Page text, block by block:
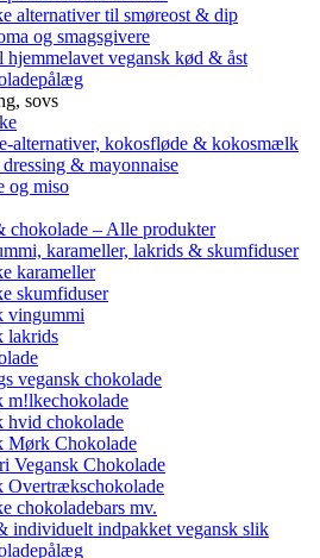
alternativer til smøreost & dip
og smagsgivere
hjemmelavet vegansk kød & åst
sovs
alternativer, kokosfløde & kokosmælk
& mayonnaise
og miso
chokolade – Alle produkter
karameller, lakrids & skumfiduser
karameller
skumfiduser
vingummi
lakrids
vegansk chokolade
m!lkechokolade
hvid chokolade
Mørk Chokolade
Vegansk Chokolade
Overtrækschokolade
chokoladebars mv.
individuelt indpakket vegansk slik